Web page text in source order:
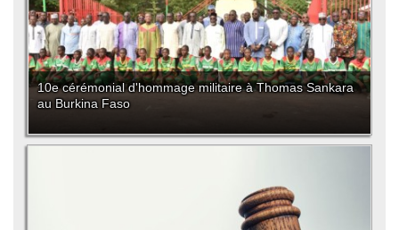
10e cérémonial d'hommage militaire à Thomas Sankara
au Burkina Faso